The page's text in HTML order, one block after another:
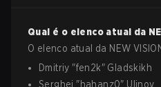
Qual é o elenco atual da
O elenco atual da NEW
Dmitriy "fen2k" Gladskikh
Serghei "hahanz0" Ulinov